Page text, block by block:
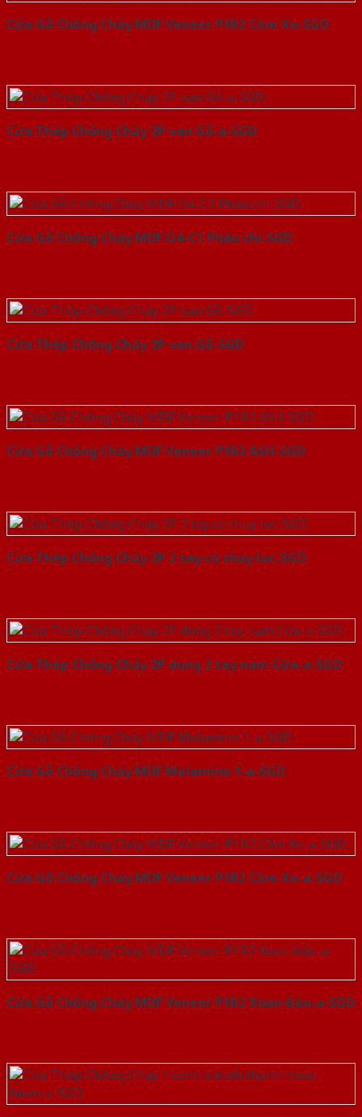
Cửa Gỗ Chống Cháy MDF Veneer P1R2 Căm Xe-SGD
Cửa Thép Chống Cháy 2P van Gỗ-a-SGD
Cửa Gỗ Chống Cháy MDF O4-C1 Phào chi-SGD
Cửa Thép Chống Cháy 2P van Gỗ-SGD
Cửa Gỗ Chống Cháy MDF Veneer P1R2 ASH-SGD
Cửa Thép Chống Cháy 2P 2 tay co thuy luc-SGD
Cửa Thép Chống Cháy 2P dung 2 tay nam Cửa-a-SGD
Cửa Gỗ Chống Cháy MDF Melamine 1-a-SGD
Cửa Gỗ Chống Cháy MDF Veneer P1R2 Căm Xe-a-SGD
Cửa Gỗ Chống Cháy MDF Veneer P1R2 Xoan Đào-a-SGD